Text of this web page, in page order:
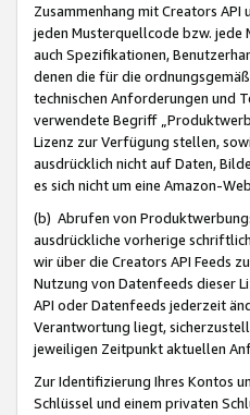
Zusammenhang mit Creators
jeden Musterquellcode bzw. jede
auch Spezifikationen,
denen die für die
technischen Anforderungen und
verwendete Begriff
Lizenz zur Verfügung stellen,
ausdrücklich nicht auf Daten,
es sich nicht um eine Amazon-
(b) Abrufen von
ausdrückliche vorherige
wir über die Creators API Feeds
Nutzung von Datenfeeds dieser
API oder Datenfeeds jederzeit
Verantwortung liegt,
jeweiligen Zeitpunkt aktuellen
Zur Identifizierung Ihres Kontos
Schlüssel und einem privaten